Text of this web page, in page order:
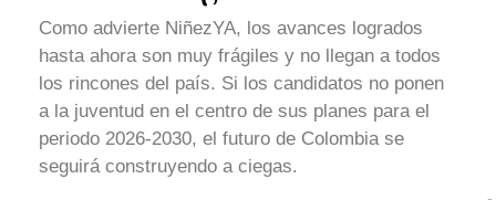
Como advierte NiñezYA, los avances logrados
hasta ahora son muy frágiles y no llegan a todos
los rincones del país. Si los candidatos no ponen
a la juventud en el centro de sus planes para el
periodo 2026-2030, el futuro de Colombia se
seguirá construyendo a ciegas.